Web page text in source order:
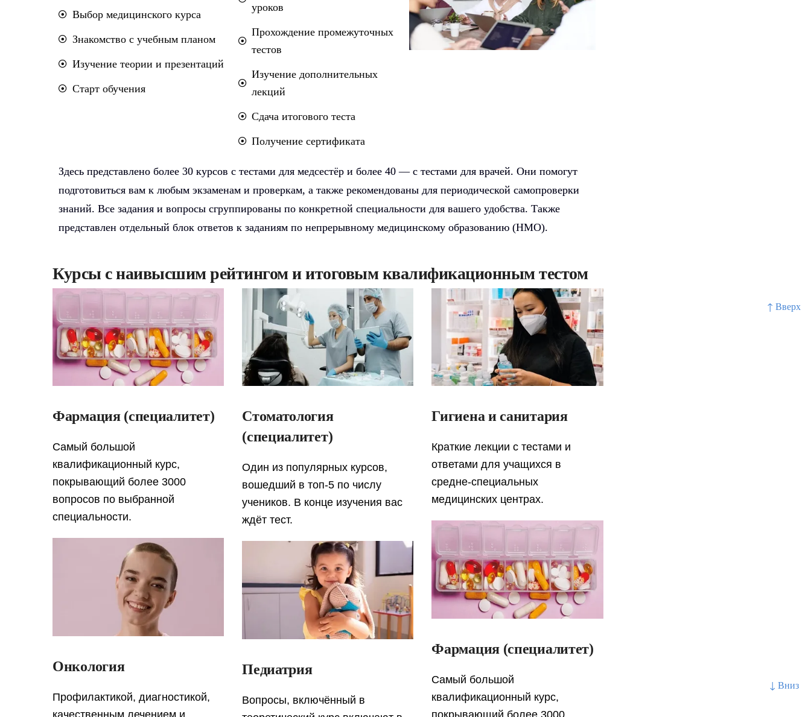
↑ Вверх
↓ Вниз
Выбор медицинского курса
Знакомство с учебным планом
Изучение теории и презентаций
Старт обучения
уроков
Прохождение промежуточных
тестов
Изучение дополнительных
лекций
Сдача итогового теста
Получение сертификата
Здесь представлено более 30 курсов с тестами для медсестёр и более 40 — с тестами для врачей. Они помогут
подготовиться вам к любым экзаменам и проверкам, а также рекомендованы для периодической самопроверки
знаний. Все задания и вопросы сгруппированы по конкретной специальности для вашего удобства. Также
представлен отдельный блок ответов к заданиям по непрерывному медицинскому образованию (НМО).
Курсы с наивысшим рейтингом и итоговым квалификационным тестом
Фармация (специалитет)
Самый большой
квалификационный курс,
покрывающий более 3000
вопросов по выбранной
специальности.
Онкология
Профилактикой, диагностикой,
качественным лечением и
Стоматология
(специалитет)
Один из популярных курсов,
вошедший в топ-5 по числу
учеников. В конце изучения вас
ждёт тест.
Педиатрия
Вопросы, включённый в
Гигиена и санитария
Краткие лекции с тестами и
ответами для учащихся в
средне-специальных
медицинских центрах.
Фармация (специалитет)
Самый большой
квалификационный курс,
покрывающий более 3000